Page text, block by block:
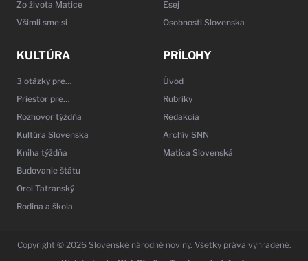
Zo života Matice
Všimli sme si
Esej
Osobnosti Slovenska
KULTÚRA
3 otázky pre…
Priestor pre…
Rozhovor týždňa
Kultúra Slovenska
Kniha týždňa
Budovanie štátu
Orol Tatranský
Rodina a škola
PRÍLOHY
Úvod
Rubriky
Redakcia
Archív SNN
Matica Slovenská
Copyright © 2026 Slovenské národné noviny. Všetky práva vyhradené.